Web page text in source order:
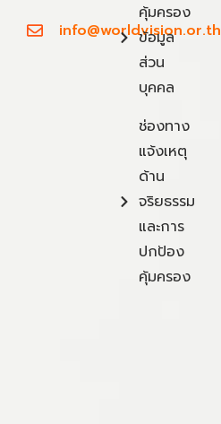
info@worldvision.or.th
คุ้มครอง
ข้อมูล
ส่วน
บุคคล
ช่องทาง
แจ้งเหตุ
ด้าน
จริยธรรม
และการ
ปกป้อง
คุ้มครอง